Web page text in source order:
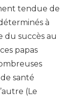
tendue de
à
du succès au
papas
santé
(Le